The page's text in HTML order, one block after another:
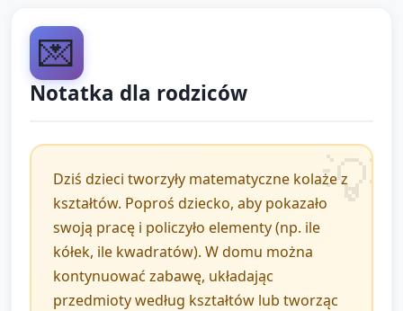
min).
mówi, co zrobiło (np. "Zrobiłem robota z 2 kółek i 3
najważniejsze spostrzeżenia: rozpoznawane figury,
liczenie, porównania.
Informacja dla rodziców (krótkie przypomnienie):
dziecko zabiera pracę do domu (jeśli to ustalone) i
prośba o krótką rozmowę z dzieckiem o kształtach.
💌
Notatka dla rodziców
Dziś dzieci tworzyły matematyczne kolaże z
kształtów. Poproś dziecko, aby pokazało
swoją pracę i policzyło elementy (np. ile
kółek, ile kwadratów). W domu można
kontynuować zabawę, układając
przedmioty według kształtów lub tworząc